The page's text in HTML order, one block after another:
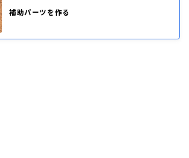
補助パーツを作る